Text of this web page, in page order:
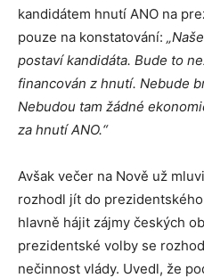
kandidátem hnutí ANO na
pouze na konstatování:
postaví kandidáta. Bude to
financován z hnutí. Nebude
Nebudou tam žádné
za hnutí ANO.“
Avšak večer na Nově už
rozhodl jít do
hlavně hájit zájmy českých
prezidentské volby se
nečinnost vlády. Uvedl, že